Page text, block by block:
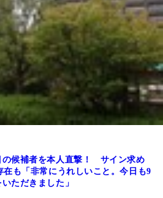
の候補者を本人直撃！ サイン求め
も「非常にうれしいこと。今日も9
ただきました」